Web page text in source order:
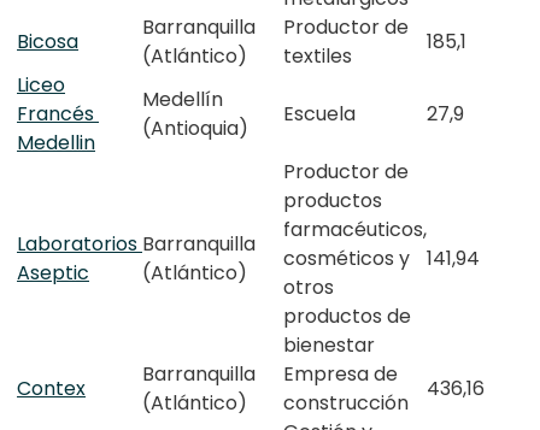
Bicosa
Barranquilla
(Atlántico)
Productor de
textiles
185,1
Liceo
Francés
Medellin
Medellín
(Antioquia)
Escuela 27,9
Laboratorios
Aseptic
Barranquilla
(Atlántico)
Productor de
productos
farmacéuticos,
cosméticos y
otros
productos de
bienestar
141,94
Contex
Barranquilla
(Atlántico)
Empresa de
construcción
436,16